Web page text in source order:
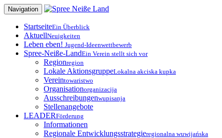
Zum
Inhalt
springen
Navigation
StartseiteEin Überblick
AktuellNeuigkeiten
Leben eben! Jugend-Ideenwettbewerb
Spree-Neiße-LandEin Verein stellt sich vor
Regionregion
Lokale AktionsgruppeLokalna akciska kupka
Vereintowaristwo
Organisationorganizacija
Ausschreibungenwupisanja
Stellenangebote
LEADERFörderung
Informationen
Regionale Entwicklungsstrategieregionalna wuwijańska